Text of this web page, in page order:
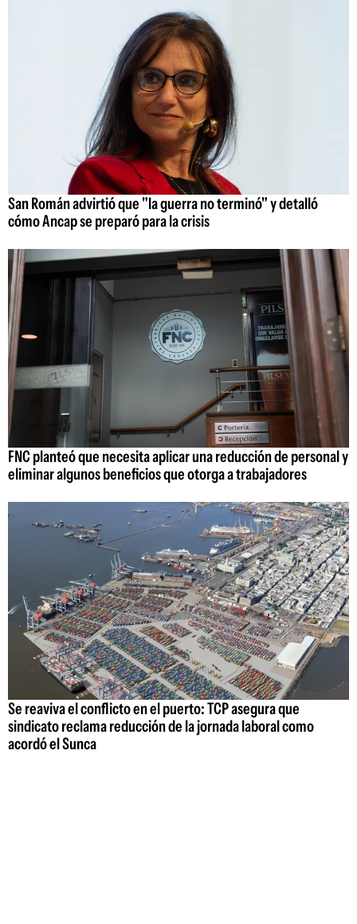
San Román advirtió que "la guerra no terminó" y detalló
cómo Ancap se preparó para la crisis
FNC planteó que necesita aplicar una reducción de personal y
eliminar algunos beneficios que otorga a trabajadores
Se reaviva el conflicto en el puerto: TCP asegura que
sindicato reclama reducción de la jornada laboral como
acordó el Sunca